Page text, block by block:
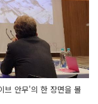
브 안무'의 한 장면을 볼